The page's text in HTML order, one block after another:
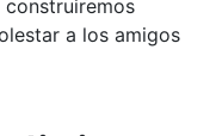
a los amigos